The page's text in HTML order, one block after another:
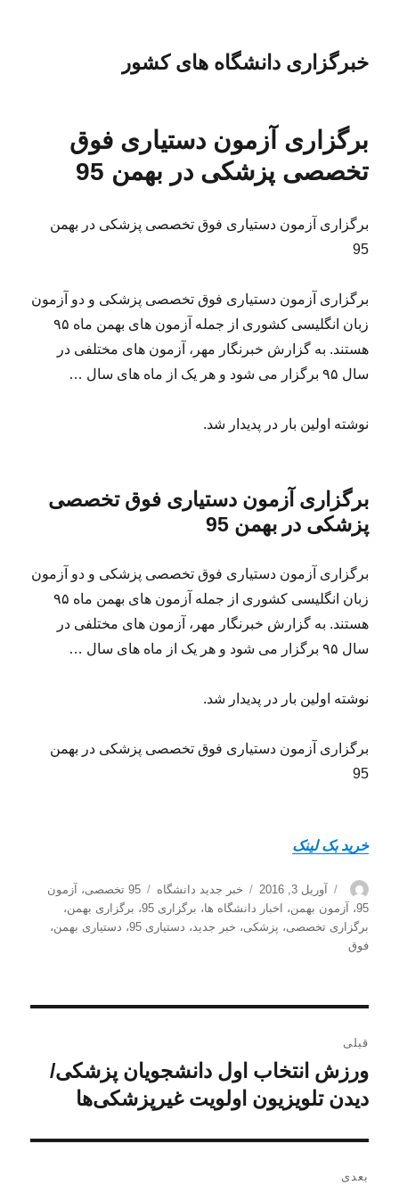
خبرگزاری دانشگاه های کشور
برگزاری آزمون دستیاری فوق
تخصصی پزشکی در بهمن 95
برگزاری آزمون دستیاری فوق تخصصی پزشکی در بهمن
95
برگزاری آزمون دستیاری فوق تخصصی پزشکی و دو آزمون
زبان انگلیسی کشوری از جمله آزمون های بهمن ماه ۹۵
هستند. به گزارش خبرنگار مهر، آزمون های مختلفی در
سال ۹۵ برگزار می شود و هر یک از ماه های سال …
نوشته اولین بار در پدیدار شد.
برگزاری آزمون دستیاری فوق تخصصی
پزشکی در بهمن 95
برگزاری آزمون دستیاری فوق تخصصی پزشکی و دو آزمون
زبان انگلیسی کشوری از جمله آزمون های بهمن ماه ۹۵
هستند. به گزارش خبرنگار مهر، آزمون های مختلفی در
سال ۹۵ برگزار می شود و هر یک از ماه های سال …
نوشته اولین بار در پدیدار شد.
برگزاری آزمون دستیاری فوق تخصصی پزشکی در بهمن
95
خرید بک لینک
نویسنده
ارسال
شده
در
آوریل 3, 2016 دسته‌ها
خبر جدید دانشگاه برچسب‌ها
95 تخصصی ، آزمون
95، آزمون بهمن، اخبار دانشگاه ها، برگزاری 95 ، برگزاری بهمن،
برگزاری تخصصی، پزشکی، خبر جدید، دستیاری 95 ، دستیاری بهمن،
فوق
نوشته
قبلی
نوشته
قبلی:
ورزش انتخاب اول دانشجویان پزشکی‌/
دیدن تلویزیون اولویت غیرپزشکی‌ها
بعدی